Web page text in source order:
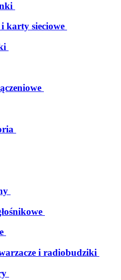
karty sieciowe
i radiobudziki